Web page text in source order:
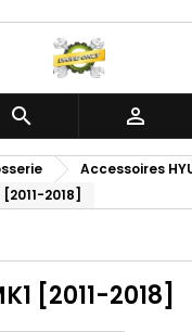
 
Accessoires
[2011-2018]
[2011-2018]